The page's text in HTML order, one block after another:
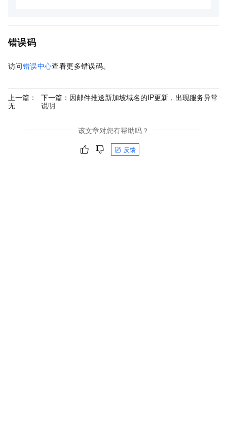
错误码
访问错误中心查看更多错误码。
上一篇：
无
下一篇： 因邮件推送新加坡域名的IP更新，出现服务异常
说明
该文章对您有帮助吗？
反馈